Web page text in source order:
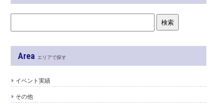
Area エリアで探す
イベント実績
その他